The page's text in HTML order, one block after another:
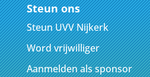
Steun ons
Steun UVV Nijkerk
Word vrijwilliger
Aanmelden als sponsor